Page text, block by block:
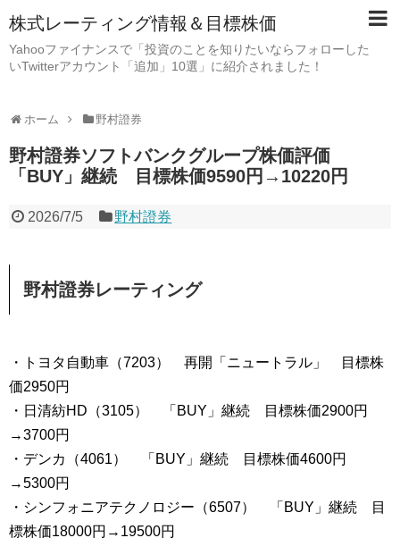
株式レーティング情報＆目標株価
Yahooファイナンスで「投資のことを知りたいならフォローした
いTwitterアカウント「追加」10選」に紹介されました！
ホーム 野村證券
野村證券ソフトバンクグループ株価評価
「BUY」継続 目標株価9590円→10220円
2026/7/5 野村證券
野村證券レーティング
・トヨタ自動車（7203） 再開「ニュートラル」 目標株
価2950円
・日清紡HD（3105） 「BUY」継続 目標株価2900円
→3700円
・デンカ（4061） 「BUY」継続 目標株価4600円
→5300円
・シンフォニアテクノロジー（6507） 「BUY」継続 目
標株価18000円→19500円